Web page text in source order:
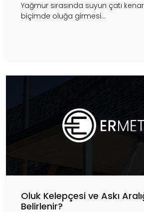
Yağmur sırasında suyun çatı
biçimde oluğa girmesi...
Oluk Kelepçesi ve Askı
Belirlenir?